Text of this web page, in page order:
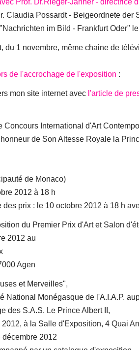
Prof. Dr.Rieger-Jähner - directrice
Claudia Possardt - Beigeordnete der
im Bild - Frankfurt Oder"
du 1 novembre, même chaine de
de l'accrochage de l'exposition :
mon site internet avec l'article de
Concours International d'Art
de Son Altesse Royale la
de Monaco)
2012 à 18 h
des prix : le 10 octobre 2012 à 18 h
du Premier Prix d'Art et Salon
2012 au
Agen
et Merveilles",
National Monégasque de l'A.I.A.P.
des S.A.S. Le Prince Albert II,
à la Salle d'Exposition, 4 Quai
2012